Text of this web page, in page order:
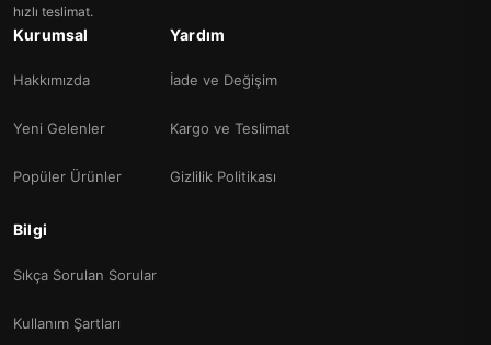
hızlı teslimat.
Kurumsal
Hakkımızda
Yeni Gelenler
Popüler Ürünler
Yardım
İade ve Değişim
Kargo ve Teslimat
Gizlilik Politikası
Bilgi
Sıkça Sorulan Sorular
Kullanım Şartları